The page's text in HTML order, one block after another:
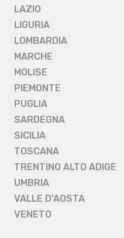
LAZIO
LIGURIA
LOMBARDIA
MARCHE
MOLISE
PIEMONTE
PUGLIA
SARDEGNA
SICILIA
TOSCANA
TRENTINO ALTO ADIGE
UMBRIA
VALLE D'AOSTA
VENETO